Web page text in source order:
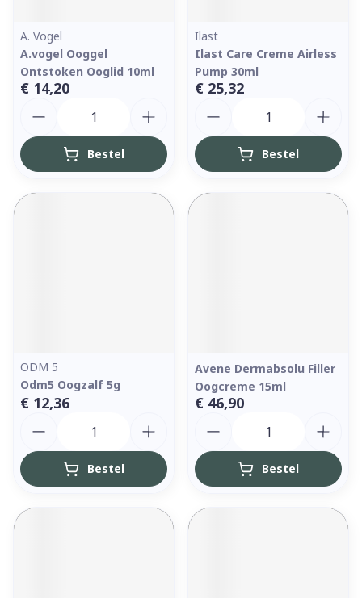
A. Vogel
A.vogel Ooggel
Ontstoken Ooglid 10ml
€ 14,20
Bestel
Ilast
Ilast Care Creme Airless
Pump 30ml
€ 25,32
Bestel
ODM 5
Odm5 Oogzalf 5g
€ 12,36
Bestel
Avene Dermabsolu Filler
Oogcreme 15ml
€ 46,90
Bestel